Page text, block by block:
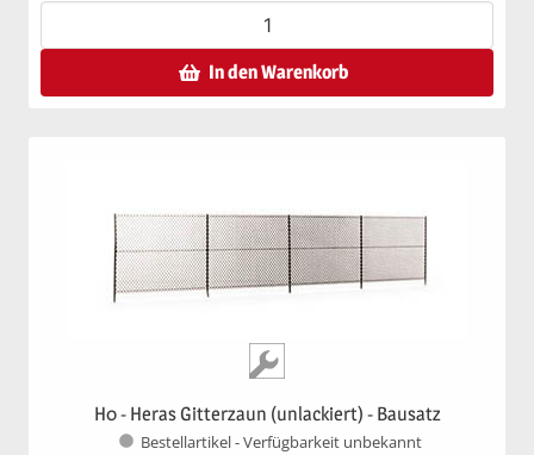
In den Warenkorb
H0 - Heras Gitterzaun (unlackiert) - Bausatz
Bestellartikel - Verfügbarkeit unbekannt